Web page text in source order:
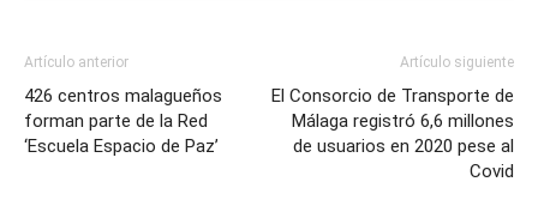
Artículo anterior
426 centros malagueños
forman parte de la Red
‘Escuela Espacio de Paz’
Artículo siguiente
El Consorcio de Transporte de
Málaga registró 6,6 millones
de usuarios en 2020 pese al
Covid